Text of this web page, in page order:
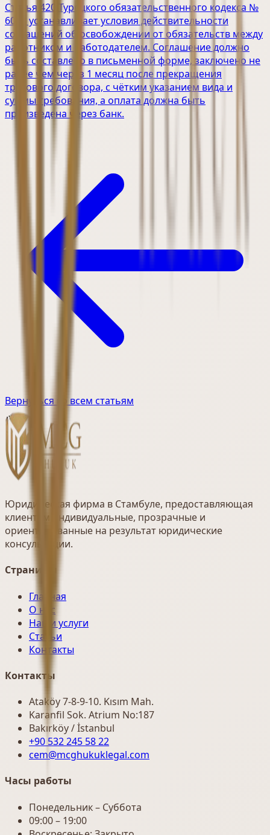
Статья 420 Турецкого обязательственного кодекса №
6098 устанавливает условия действительности
соглашений об освобождении от обязательств между
работником и работодателем. Соглашение должно
быть составлено в письменной форме, заключено не
ранее чем через 1 месяц после прекращения
трудового договора, с чётким указанием вида и
суммы требования, а оплата должна быть
произведена через банк.
Вернуться ко всем статьям
Юридическая фирма в Стамбуле, предоставляющая
клиентам индивидуальные, прозрачные и
ориентированные на результат юридические
консультации.
Страницы
Главная
О нас
Наши услуги
Статьи
Контакты
Контакты
Ataköy 7-8-9-10. Kısım Mah.
Karanfil Sok. Atrium No:187
Bakırköy / İstanbul
+90 532 245 58 22
cem@mcghukuklegal.com
Часы работы
Понедельник – Суббота
09:00 – 19:00